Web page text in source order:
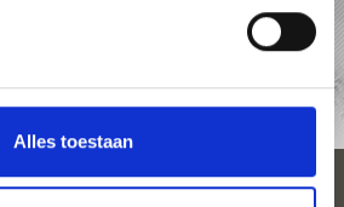
Alles toestaan
AANVRAAG